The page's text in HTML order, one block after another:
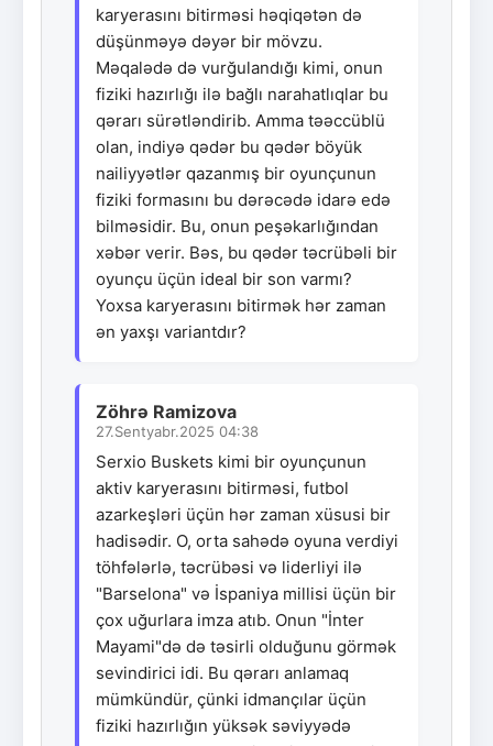
karyerasını bitirməsi həqiqətən də
düşünməyə dəyər bir mövzu.
Məqalədə də vurğulandığı kimi, onun
fiziki hazırlığı ilə bağlı narahatlıqlar bu
qərarı sürətləndirib. Amma təəccüblü
olan, indiyə qədər bu qədər böyük
nailiyyətlər qazanmış bir oyunçunun
fiziki formasını bu dərəcədə idarə edə
bilməsidir. Bu, onun peşəkarlığından
xəbər verir. Bəs, bu qədər təcrübəli bir
oyunçu üçün ideal bir son varmı?
Yoxsa karyerasını bitirmək hər zaman
ən yaxşı variantdır?
Zöhrə Ramizova
27.Sentyabr.2025 04:38
Serxio Buskets kimi bir oyunçunun
aktiv karyerasını bitirməsi, futbol
azarkeşləri üçün hər zaman xüsusi bir
hadisədir. O, orta sahədə oyuna verdiyi
töhfələrlə, təcrübəsi və liderliyi ilə
"Barselona" və İspaniya millisi üçün bir
çox uğurlara imza atıb. Onun "İnter
Mayami"də də təsirli olduğunu görmək
sevindirici idi. Bu qərarı anlamaq
mümkündür, çünki idmançılar üçün
fiziki hazırlığın yüksək səviyyədə